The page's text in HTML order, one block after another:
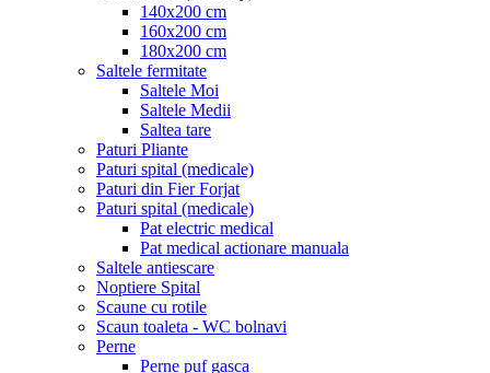
140x200 cm
160x200 cm
180x200 cm
Saltele fermitate
Saltele Moi
Saltele Medii
Saltea tare
Paturi Pliante
Paturi spital (medicale)
Paturi din Fier Forjat
Paturi spital (medicale)
Pat electric medical
Pat medical actionare manuala
Saltele antiescare
Noptiere Spital
Scaune cu rotile
Scaun toaleta - WC bolnavi
Perne
Perne puf gasca